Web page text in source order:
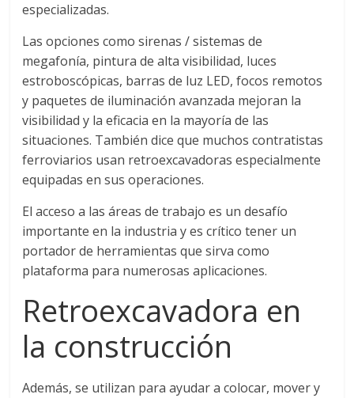
especializadas.
Las opciones como sirenas / sistemas de
megafonía, pintura de alta visibilidad, luces
estroboscópicas, barras de luz LED, focos remotos
y paquetes de iluminación avanzada mejoran la
visibilidad y la eficacia en la mayoría de las
situaciones. También dice que muchos contratistas
ferroviarios usan retroexcavadoras especialmente
equipadas en sus operaciones.
El acceso a las áreas de trabajo es un desafío
importante en la industria y es crítico tener un
portador de herramientas que sirva como
plataforma para numerosas aplicaciones.
Retroexcavadora en
la construcción
Además, se utilizan para ayudar a colocar, mover y